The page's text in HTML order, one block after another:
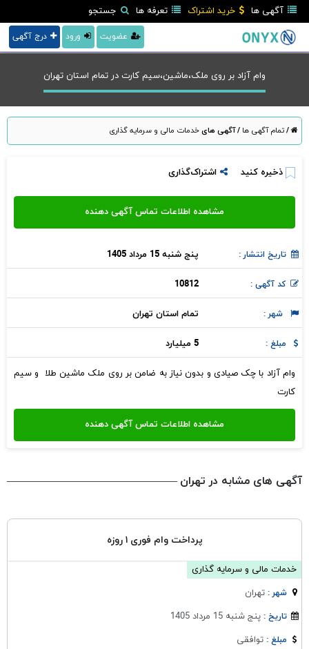
آگهی ها خرید اشتراک تعرفه ها جستجو
درج آگهی ورود عضویت
وام آزاد بر روی ملک،ماشین،سیم کارت در تمام استان تهران
/تمام آگهی ها /آگهی هایخدمات مالی و سرمایه گذاری
ذخیره کنید اشتراک‌گذاری
تاریخ انتشار : پنج شنبه 15 مرداد 1405
کد آگهی : 10812
شهر : تمام استان تهران
مبلغ : 5 میلیارد
وام آزاد با چک صیادی و بدون نیاز به ضامن بر روی ملک ماشین طلا ‌ و سیم
کارت
آگهی های مشابه در تهران
پرداخت وام فوری ۱ روزه
خدمات مالی و سرمایه گذاری
شهر :تهران
تاریخ :پنج شنبه 15 مرداد 1405
مبلغ :توافقی